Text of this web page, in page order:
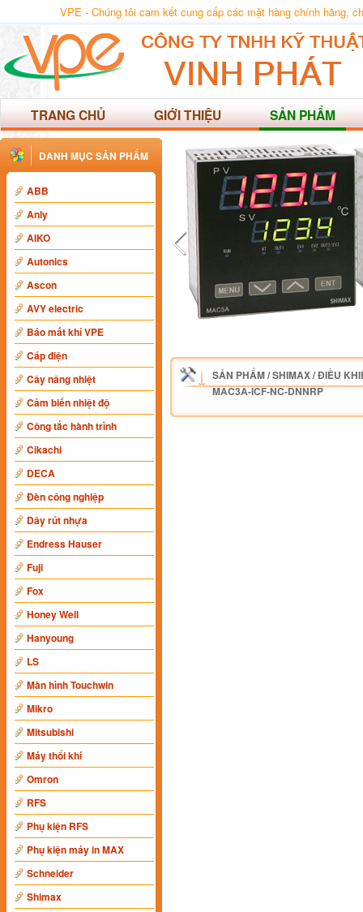
VPE - Chúng tôi cam kết cung cấp các mặt hàng chính hãng,
TRANG CHỦ GIỚI THIỆU SẢN PHẨM
DANH MỤC SẢN PHẨM
ABB
Anly
AIKO
Autonics
Ascon
AVY electric
Báo mất khí VPE
Cáp điện
Cây nâng nhiệt
Cảm biến nhiệt độ
Công tắc hành trình
Cikachi
DECA
Đèn công nghiệp
Dây rút nhựa
Endress Hauser
Fuji
Fox
Honey Well
Hanyoung
LS
Màn hình Touchwin
Mikro
Mitsubishi
Máy thổi khí
Omron
RFS
Phụ kiện RFS
Phụ kiện máy in MAX
Schneider
Shimax
SẢN PHẨM/SHIMAX/ĐIỀU
MAC3A-ICF-NC-DNNRP